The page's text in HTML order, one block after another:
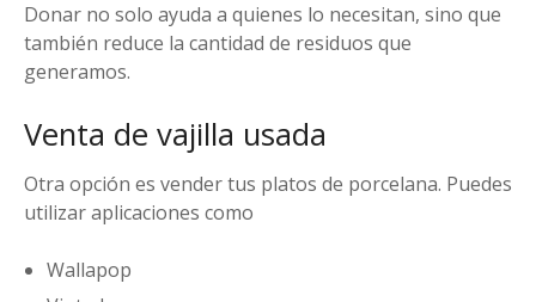
Donar no solo ayuda a quienes lo necesitan, sino que
también reduce la cantidad de residuos que
generamos.
Venta de vajilla usada
Otra opción es vender tus platos de porcelana. Puedes
utilizar aplicaciones como
Wallapop